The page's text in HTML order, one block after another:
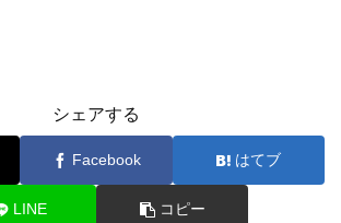
シェアする
Facebook はてブ
LINE コピー